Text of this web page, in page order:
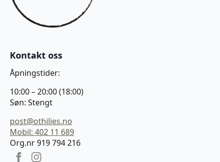
Kontakt oss
Åpningstider:
10:00 – 20:00 (18:00)
Søn: Stengt
post@othilies.no
Mobil: 402 11 689
Org.nr 919 794 216